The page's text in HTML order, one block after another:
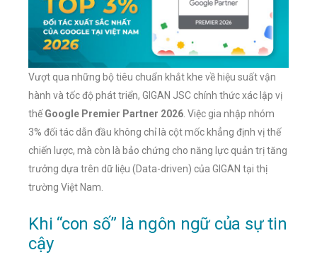
Vượt qua những bộ tiêu chuẩn khắt khe về hiệu suất vận
hành và tốc độ phát triển, GIGAN JSC chính thức xác lập vị
thếGoogle Premier Partner 2026 . Việc gia nhập nhóm
3% đối tác dẫn đầu không chỉ là cột mốc khẳng định vị thế
chiến lược, mà còn là bảo chứng cho năng lực quản trị tăng
trưởng dựa trên dữ liệu (Data-driven) của GIGAN tại thị
trường Việt Nam.
Khi “con số” là ngôn ngữ của sự tin
cậy